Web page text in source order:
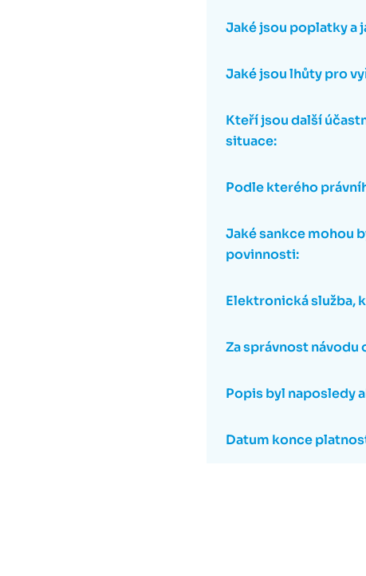
Jaké jsou poplatky a
Jaké jsou lhůty pro
Kteří jsou další
situace:
Podle kterého
Jaké sankce mohou
povinnosti:
Elektronická služba,
Za správnost návodu
Popis byl naposledy
Datum konce